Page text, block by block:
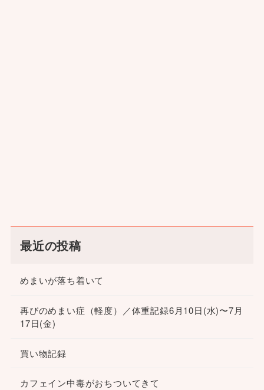
最近の投稿
めまいが落ち着いて
再びのめまい症（軽度）／体重記録6月10日(水)〜7月
17日(金)
買い物記録
カフェイン中毒がおちついてきて